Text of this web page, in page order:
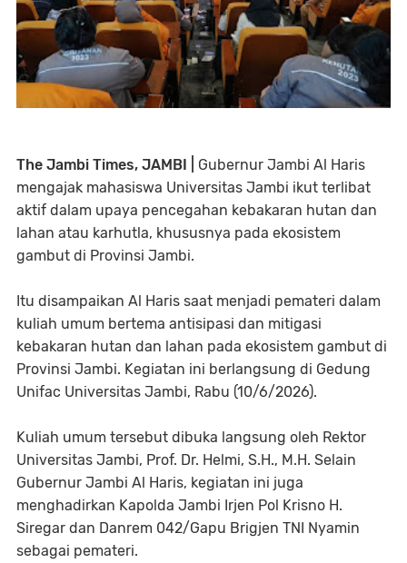
The Jambi Times, JAMBI |
Gubernur Jambi Al Haris
mengajak mahasiswa Universitas Jambi ikut terlibat
aktif dalam upaya pencegahan kebakaran hutan dan
lahan atau karhutla, khususnya pada ekosistem
gambut di Provinsi Jambi.
Itu disampaikan Al Haris saat menjadi pemateri dalam
kuliah umum bertema antisipasi dan mitigasi
kebakaran hutan dan lahan pada ekosistem gambut di
Provinsi Jambi. Kegiatan ini berlangsung di Gedung
Unifac Universitas Jambi, Rabu (10/6/2026).
Kuliah umum tersebut dibuka langsung oleh Rektor
Universitas Jambi, Prof. Dr. Helmi, S.H., M.H. Selain
Gubernur Jambi Al Haris, kegiatan ini juga
menghadirkan Kapolda Jambi Irjen Pol Krisno H.
Siregar dan Danrem 042/Gapu Brigjen TNI Nyamin
sebagai pemateri.